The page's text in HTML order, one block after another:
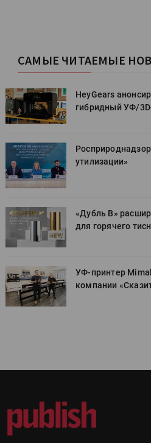
САМЫЕ ЧИТАЕМЫЕ
HeyGears
гибридный УФ/
утилизации»
«Дубль В»
для горячего
УФ-принтер
компании